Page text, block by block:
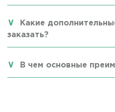
Какие
заказать?
В чем основные